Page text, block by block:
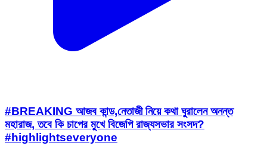
#BREAKING আজব কান্ড,নেতাজী নিয়ে কথা ঘুরালেন অনন্ত
মহারাজ, তবে কি চাপের মুখে বিজেপি রাজ্যসভার সংসদ?
#highlightseveryone